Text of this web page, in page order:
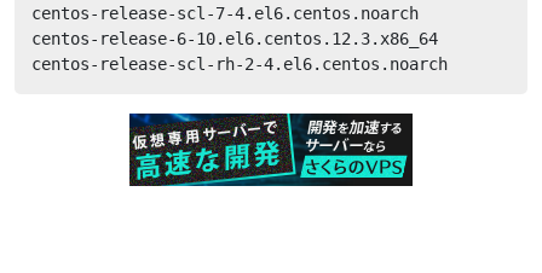
centos-release-scl-7-4.el6.centos.noarch
centos-release-6-10.el6.centos.12.3.x86_64
centos-release-scl-rh-2-4.el6.centos.noarch